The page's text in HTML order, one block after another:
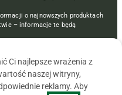
o najnowszych produktach
– informacje te będą
Ci najlepsze wrażenia z
naszej witryny,
reklamy. Aby